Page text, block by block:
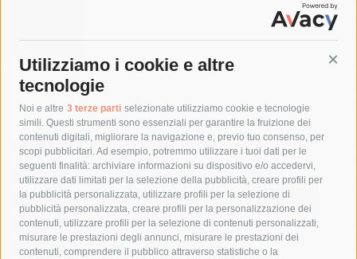
Utilizziamo i cookie e altre
tecnologie
Noi e altre 3 terze parti selezionate utilizziamo cookie e tecnologie
simili. Questi strumenti sono essenziali per garantire la fruizione dei
contenuti digitali, migliorare la navigazione e, previo tuo consenso, per
scopi pubblicitari. Ad esempio, potremmo utilizzare i tuoi dati per le
seguenti finalità: archiviare informazioni su dispositivo e/o accedervi,
utilizzare dati limitati per la selezione della pubblicità, creare profili per
la pubblicità personalizzata, utilizzare profili per la selezione di
pubblicità personalizzata, creare profili per la personalizzazione dei
contenuti, utilizzare profili per la selezione di contenuti personalizzati,
misurare le prestazioni degli annunci, misurare le prestazioni dei
contenuti, comprendere il pubblico attraverso statistiche o la
Tag
acqua allerta meteo
anas
area marina protetta di punta campanella
arresto
Asl Napoli 3 sud
capitaneria di porto capri
carabinieri
castellammare di stabia
circumvesuviana
comune di sorrento
concerto
contagi